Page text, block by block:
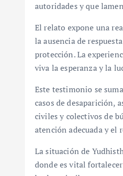
autoridades y que
El relato expone una
la ausencia de
protección. La
viva la esperanza y la
Este testimonio se
casos de desaparición,
civiles y colectivos de
atención adecuada y el
La situación de
donde es vital